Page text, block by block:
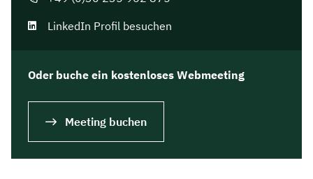
LinkedIn Profil besuchen
Oder buche ein kostenloses Webmeeting
Meeting buchen
Ubben sichern 🤝
Wir beraten dich Montag bis Freitag von 8 bis